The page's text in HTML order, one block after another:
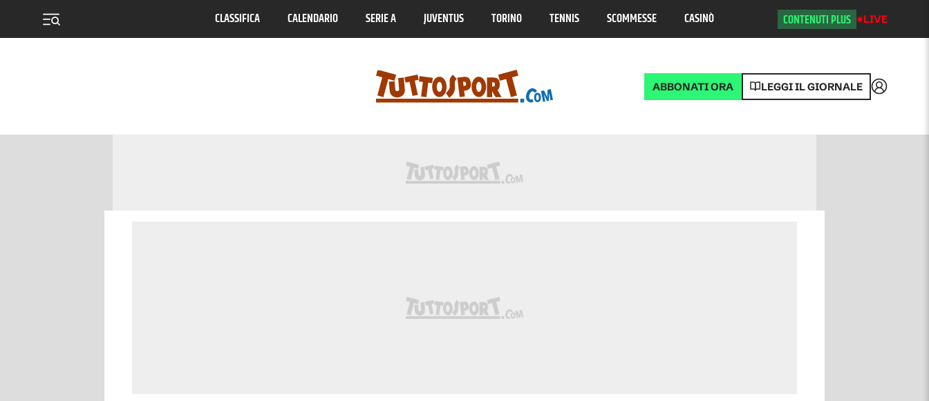
CLASSIFICA CALENDARIO SERIE A JUVENTUS TORINO TENNIS SCOMMESSE CASINÒ CONTENUTI PLUS LIVE
ABBONATI ORA LEGGI IL GIORNALE Accedi